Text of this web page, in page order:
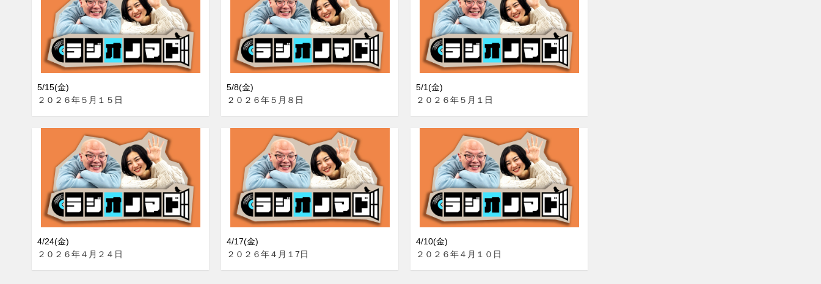
5/15(金)
２０２６年５月１５日
5/8(金)
２０２６年５月８日
5/1(金)
２０２６年５月１日
4/24(金)
２０２６年４月２４日
4/17(金)
２０２６年４月１7日
4/10(金)
２０２６年４月１０日